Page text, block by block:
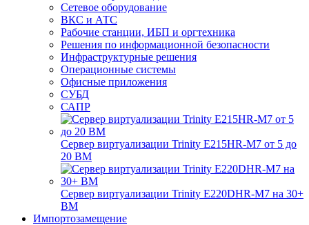
Сетевое оборудование
ВКС и АТС
Рабочие станции, ИБП и оргтехника
Решения по информационной безопасности
Инфраструктурные решения
Операционные системы
Офисные приложения
СУБД
САПР
Сервер виртуализации Trinity E215HR-M7 от 5 до
20 ВМ
Сервер виртуализации Trinity E220DHR-M7 на 30+
ВМ
Импортозамещение